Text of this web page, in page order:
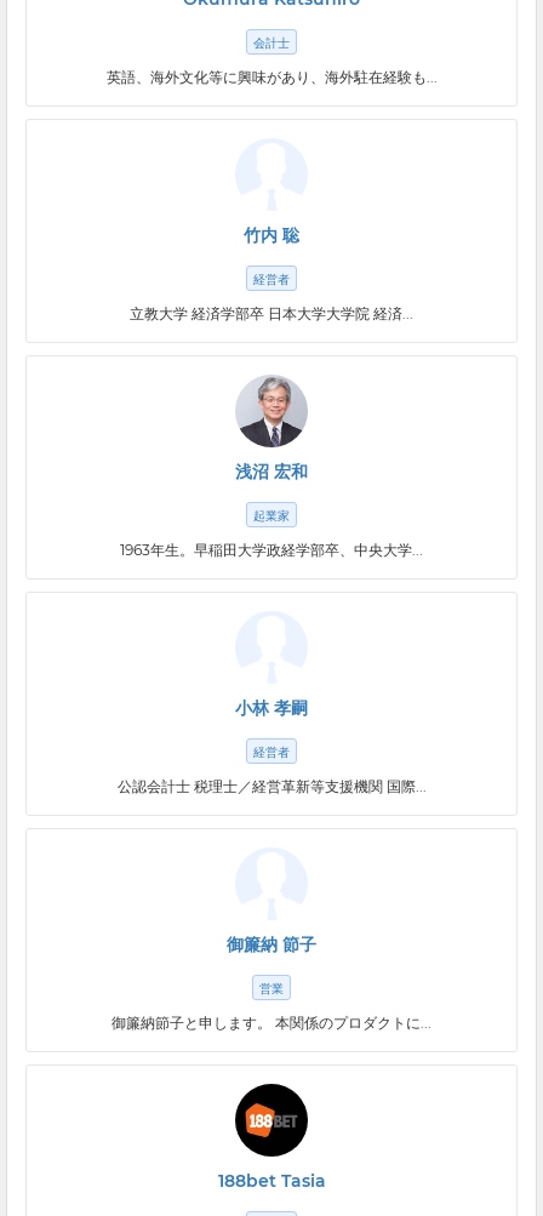
会計士
英語、海外文化等に興味があり、海外駐在経験も...
竹内 聡
経営者
立教大学 経済学部卒 日本大学大学院 経済...
浅沼 宏和
起業家
1963年生。早稲田大学政経学部卒、中央大学...
小林 孝嗣
経営者
公認会計士 税理士／経営革新等支援機関 国際...
御簾納 節子
営業
御簾納節子と申します。 本関係のプロダクトに...
188bet Tasia